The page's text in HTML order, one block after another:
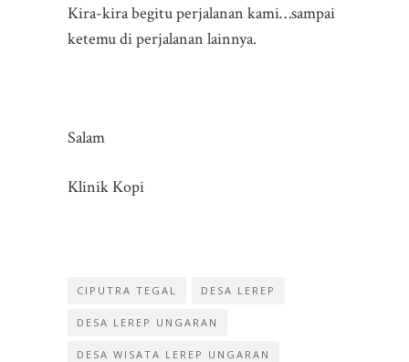
Kira-kira begitu perjalanan kami…sampai
ketemu di perjalanan lainnya.
Salam
Klinik Kopi
CIPUTRA TEGAL DESA LEREP
DESA LEREP UNGARAN
DESA WISATA LEREP UNGARAN